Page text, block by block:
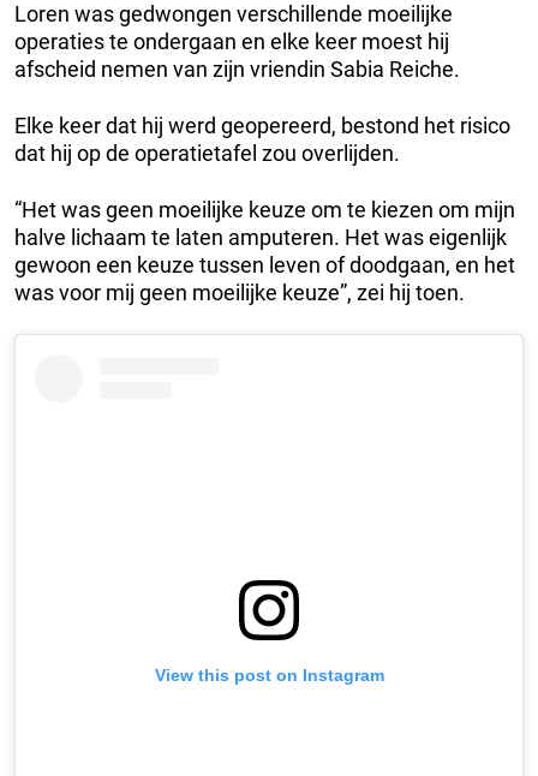
Loren was gedwongen verschillende moeilijke
operaties te ondergaan en elke keer moest hij
afscheid nemen van zijn vriendin Sabia Reiche.
Elke keer dat hij werd geopereerd, bestond het risico
dat hij op de operatietafel zou overlijden.
“Het was geen moeilijke keuze om te kiezen om mijn
halve lichaam te laten amputeren. Het was eigenlijk
gewoon een keuze tussen leven of doodgaan, en het
was voor mij geen moeilijke keuze”, zei hij toen.
View this post on Instagram